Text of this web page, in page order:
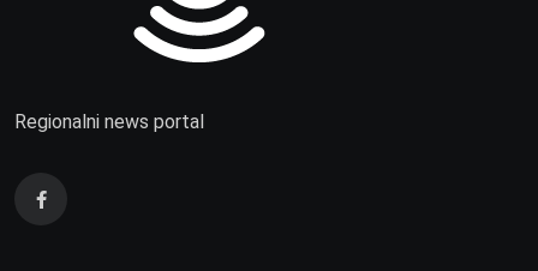
Regionalni news portal